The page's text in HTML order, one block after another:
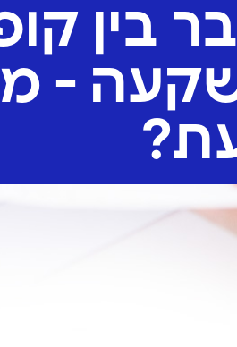
בין
-